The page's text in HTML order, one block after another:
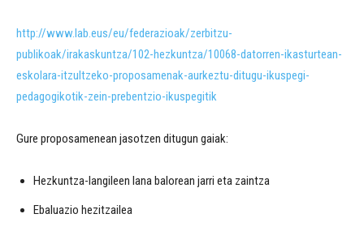
http://www.lab.eus/eu/federazioak/zerbitzu-
publikoak/irakaskuntza/102-hezkuntza/10068-datorren-ikasturtean-
eskolara-itzultzeko-proposamenak-aurkeztu-ditugu-ikuspegi-
pedagogikotik-zein-prebentzio-ikuspegitik
Gure proposamenean jasotzen ditugun gaiak:
Hezkuntza-langileen lana balorean jarri eta zaintza
Ebaluazio hezitzailea